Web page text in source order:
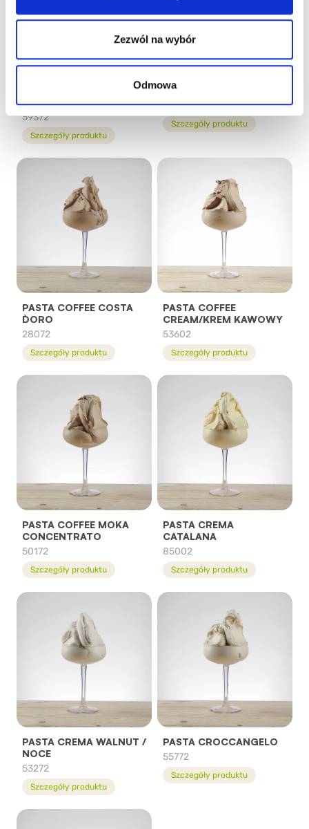
Zezwól na wybór
Odmowa
PASTA CIOCCOLATINO
AL RUM/ CZEKOLADA Z
RUMEM
59372
Szczegóły produktu
COCONUT/KOKOS
50402
Szczegóły produktu
PASTA COFFEE COSTA
D`ORO
28072
Szczegóły produktu
PASTA COFFEE
CREAM/KREM KAWOWY
53602
Szczegóły produktu
PASTA COFFEE MOKA
CONCENTRATO
50172
Szczegóły produktu
PASTA CREMA
CATALANA
85002
Szczegóły produktu
PASTA CREMA WALNUT /
NOCE
53272
Szczegóły produktu
PASTA CROCCANGELO
55772
Szczegóły produktu